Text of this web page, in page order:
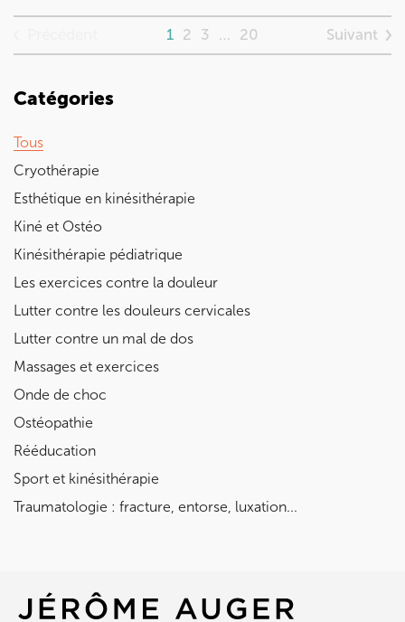
1 2 3 … 20 Suivant
Catégories
Tous
Cryothérapie
Esthétique en kinésithérapie
Kiné et Ostéo
Kinésithérapie pédiatrique
Les exercices contre la douleur
Lutter contre les douleurs cervicales
Lutter contre un mal de dos
Massages et exercices
Onde de choc
Ostéopathie
Rééducation
Sport et kinésithérapie
Traumatologie : fracture, entorse, luxation...